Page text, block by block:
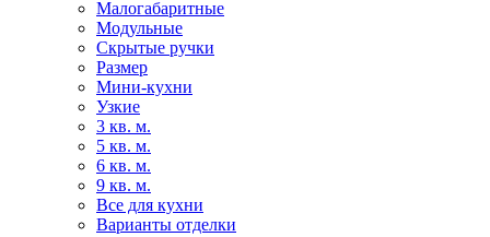
Малогабаритные
Модульные
Скрытые ручки
Размер
Мини-кухни
Узкие
3 кв. м.
5 кв. м.
6 кв. м.
9 кв. м.
Все для кухни
Варианты отделки